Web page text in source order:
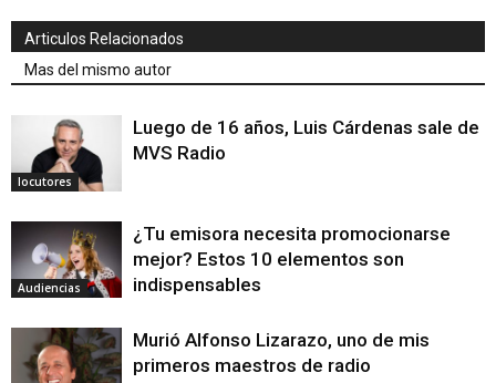
Articulos Relacionados
Mas del mismo autor
locutores
Luego de 16 años, Luis Cárdenas sale de
MVS Radio
Audiencias
¿Tu emisora necesita promocionarse
mejor? Estos 10 elementos son
indispensables
Murió Alfonso Lizarazo, uno de mis
primeros maestros de radio